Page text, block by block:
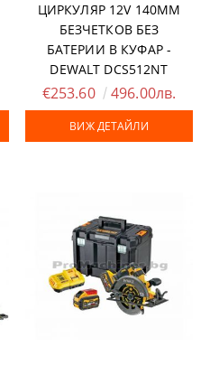
ЦИРКУЛЯР 12V 140ММ
БЕЗЧЕТКОВ БЕЗ
БАТЕРИИ В КУФАР -
DEWALT DCS512NT
€253.60 496.00лв.
ВИЖ ДЕТАЙЛИ